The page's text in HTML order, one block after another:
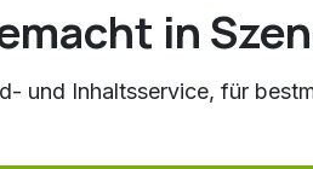
in
und Inhaltsservice, für